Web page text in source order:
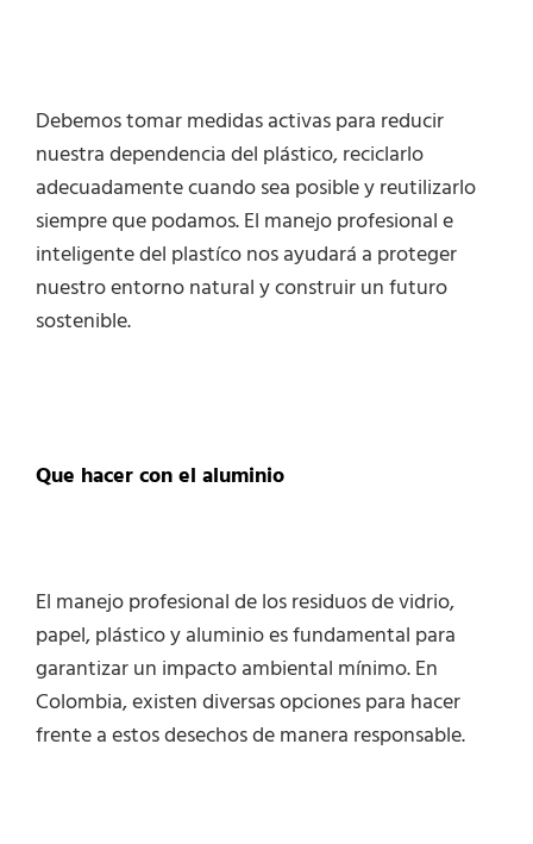
Debemos tomar medidas activas para reducir
nuestra dependencia del plástico, reciclarlo
adecuadamente cuando sea posible y reutilizarlo
siempre que podamos. El manejo profesional e
inteligente del plastíco nos ayudará a proteger
nuestro entorno natural y construir un futuro
sostenible.
Que hacer con el aluminio
El manejo profesional de los residuos de vidrio,
papel, plástico y aluminio es fundamental para
garantizar un impacto ambiental mínimo. En
Colombia, existen diversas opciones para hacer
frente a estos desechos de manera responsable.